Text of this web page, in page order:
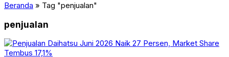
Beranda » Tag "penjualan"
penjualan